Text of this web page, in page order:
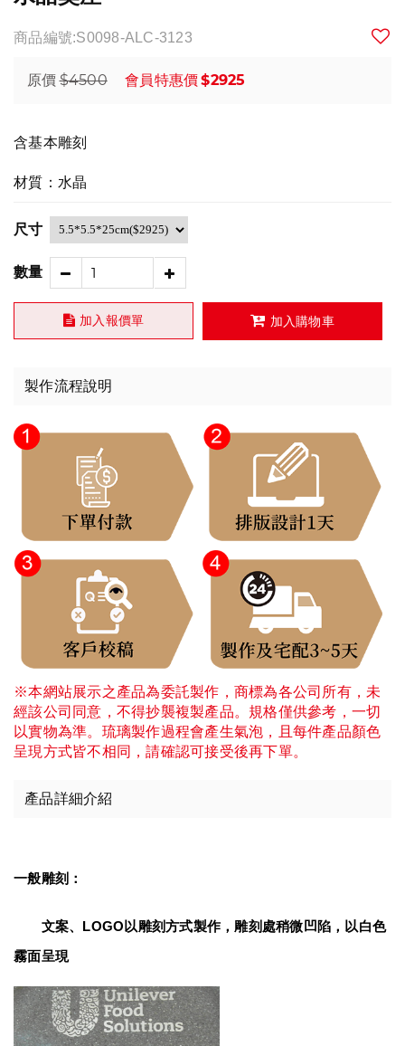
商品編號:S0098-ALC-3123
原價 $4500 會員特惠價$2925
含基本雕刻
材質：水晶
尺寸
數量
加入報價單 加入購物車
製作流程說明
※本網站展示之產品為委託製作，商標為各公司所有，未
經該公司同意，不得抄襲複製產品。規格僅供參考，一切
以實物為準。琉璃製作過程會產生氣泡，且每件產品顏色
呈現方式皆不相同，請確認可接受後再下單。
產品詳細介紹
一般雕刻：
文案、LOGO以雕刻方式製作，雕刻處稍微凹陷，以白色
霧面呈現